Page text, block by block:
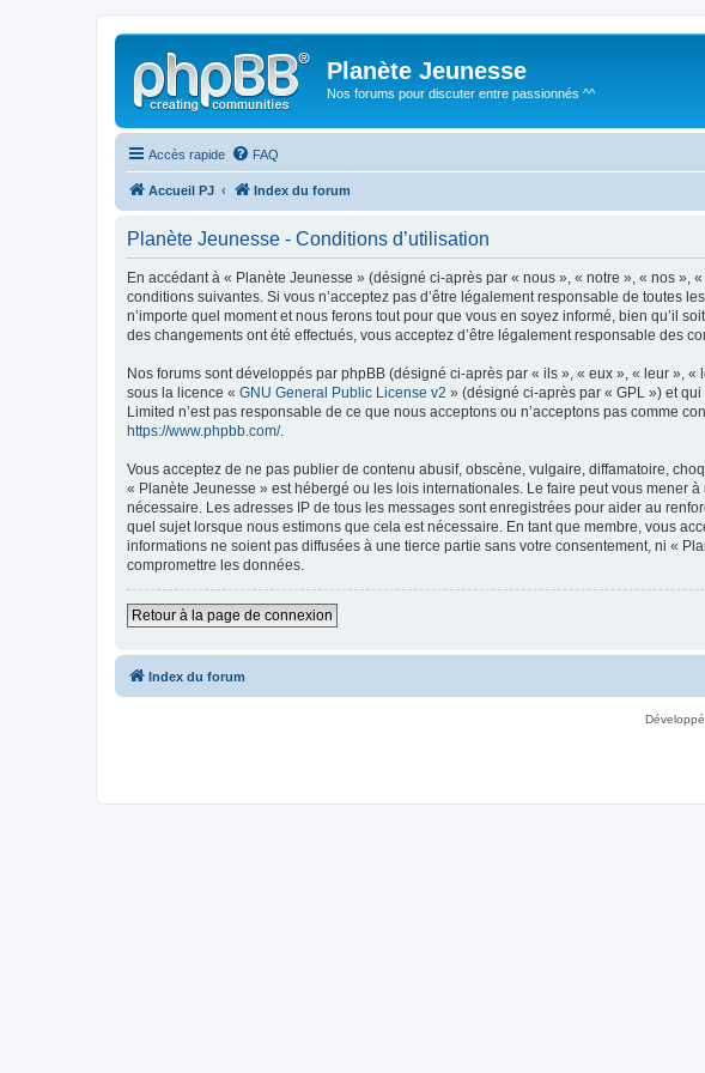
Planète Jeunesse
Nos forums pour discuter entre passionnés ^^
Accès rapide FAQ
Accueil PJ Index du forum
Planète Jeunesse - Conditions d’utilisation
En accédant à « Planète Jeunesse » (désigné ci-après par « nous », « notre », « nos
conditions suivantes. Si vous n’acceptez pas d’être légalement responsable de toutes
n’importe quel moment et nous ferons tout pour que vous en soyez informé, bien qu’il
des changements ont été effectués, vous acceptez d’être légalement responsable des
Nos forums sont développés par phpBB (désigné ci-après par « ils », « eux », « leur »,
sous la licence « GNU General Public License v2 » (désigné ci-après par « GPL ») et
Limited n’est pas responsable de ce que nous acceptons ou n’acceptons pas comme
https://www.phpbb.com/.
Vous acceptez de ne pas publier de contenu abusif, obscène, vulgaire, diffamatoire,
« Planète Jeunesse » est hébergé ou les lois internationales. Le faire peut vous mener
nécessaire. Les adresses IP de tous les messages sont enregistrées pour aider au
quel sujet lorsque nous estimons que cela est nécessaire. En tant que membre, vous
informations ne soient pas diffusées à une tierce partie sans votre consentement, ni «
compromettre les données.
Retour à la page de connexion
Index du forum